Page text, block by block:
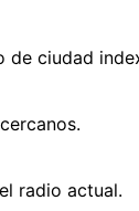
de ciudad
radio actual.